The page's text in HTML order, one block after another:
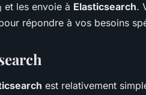
et les envoie à Elasticsearch.
répondre à vos besoins
est relativement